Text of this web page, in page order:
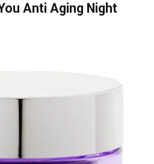
Anti Aging Night